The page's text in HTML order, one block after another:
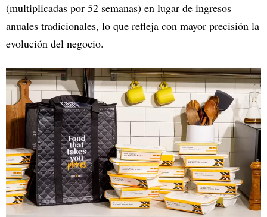
(multiplicadas por 52 semanas) en lugar de ingresos
anuales tradicionales, lo que refleja con mayor precisión la
evolución del negocio.